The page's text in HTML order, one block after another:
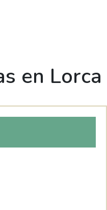
en Lorca